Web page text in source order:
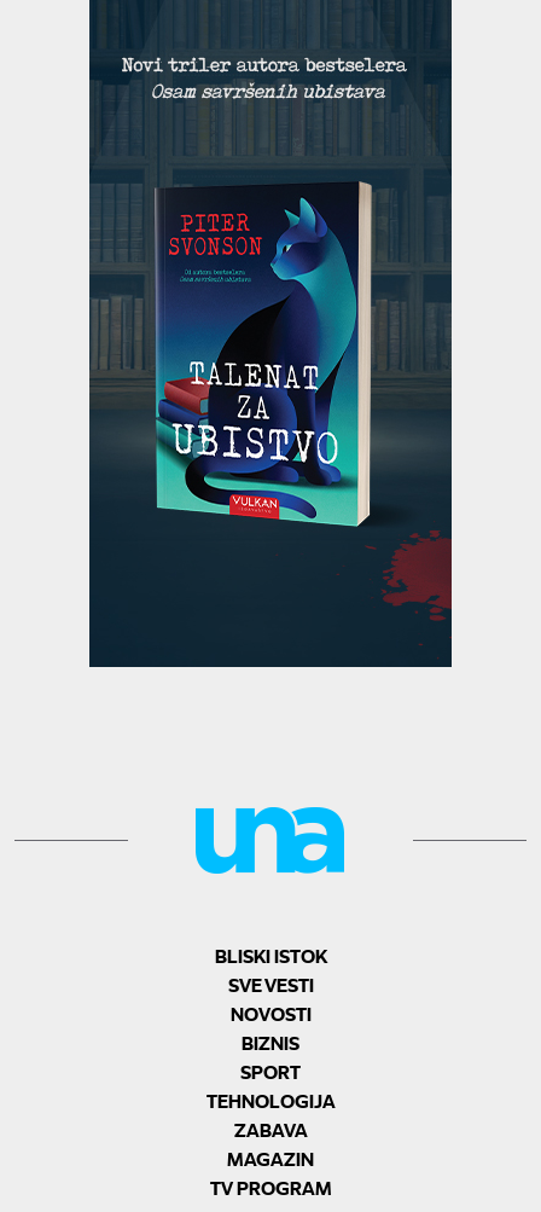
BLISKI ISTOK
SVE VESTI
NOVOSTI
BIZNIS
SPORT
TEHNOLOGIJA
ZABAVA
MAGAZIN
TV PROGRAM